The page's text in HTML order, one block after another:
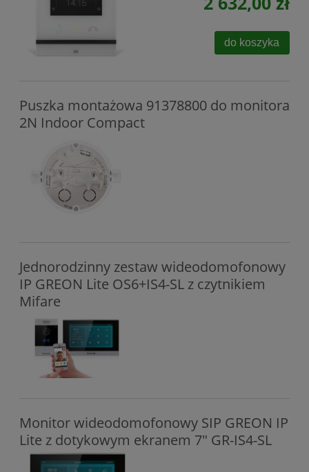
do koszyka
Puszka montażowa 91378800 do monitora
2N Indoor Compact
Jednorodzinny zestaw wideodomofonowy
IP GREON Lite OS6+IS4-SL z czytnikiem
Mifare
Monitor wideodomofonowy SIP GREON IP
Lite z dotykowym ekranem 7" GR-IS4-SL